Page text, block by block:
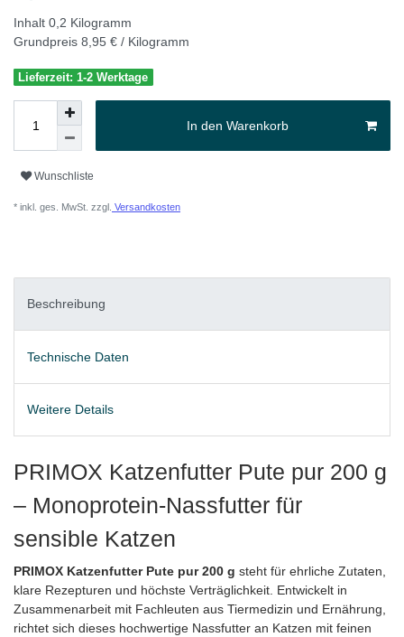
Inhalt 0,2 Kilogramm
Grundpreis 8,95 € / Kilogramm
Lieferzeit: 1-2 Werktage
In den Warenkorb
Wunschliste
* inkl. ges. MwSt. zzgl. Versandkosten
Beschreibung
Technische Daten
Weitere Details
PRIMOX Katzenfutter Pute pur 200 g
– Monoprotein-Nassfutter für
sensible Katzen
PRIMOX Katzenfutter Pute pur 200 g steht für ehrliche Zutaten,
klare Rezepturen und höchste Verträglichkeit. Entwickelt in
Zusammenarbeit mit Fachleuten aus Tiermedizin und Ernährung,
richtet sich dieses hochwertige Nassfutter an Katzen mit feinen